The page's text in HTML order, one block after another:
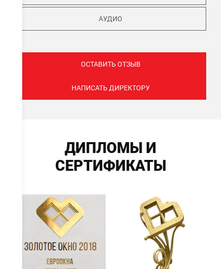
АУДИО
ОСТАВИТЬ ОТЗЫВ
НАПИСАТЬ ДИРЕКТОРУ
ДИПЛОМЫ И
СЕРТИФИКАТЫ